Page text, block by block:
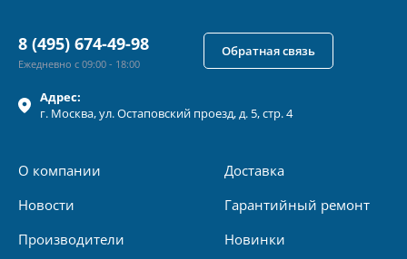
Адрес:
г. Москва, ул.Остаповский проезд, д. 5, стр. 4
О компании
Новости
Производители
Доставка
Гарантийный ремонт
Новинки
8 (495) 674-49-98
Ежедневно с 09:00 - 18:00
Обратная связь